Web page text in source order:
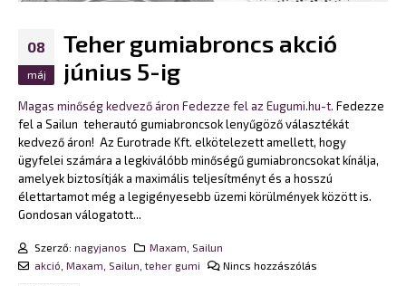
08
máj
Teher gumiabroncs akció
június 5-ig
Magas minőség kedvező áron Fedezze fel az Eugumi.hu-t. Fedezze
fel a Sailun teherautó gumiabroncsok lenyűgöző választékát
kedvező áron! Az Eurotrade Kft. elkötelezett amellett, hogy
ügyfelei számára a legkiválóbb minőségű gumiabroncsokat kínálja,
amelyek biztosítják a maximális teljesítményt és a hosszú
élettartamot még a legigényesebb üzemi körülmények között is.
Gondosan válogatott...
Szerző: nagyjanos Maxam Sailun
akció Maxam Sailun ,teher gumi Nincs hozzászólás